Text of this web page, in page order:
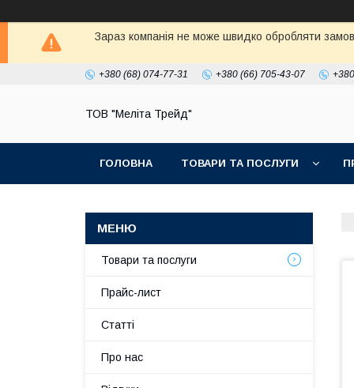
Зараз компанія не може швидко обробляти
+380 (68) 074-77-31 +380 (66) 705-43-07
ТОВ "Меліта Трейд"
ГОЛОВНА ТОВАРИ ТА ПОСЛУГИ
Товари та послуги
Прайс-лист
Статті
Про нас